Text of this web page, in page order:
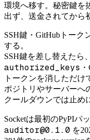
環境へ移す。秘密鍵を
出ず、送金されてから
SSH鍵・GitHubトーク
する。
SSH鍵を差し替えたら
authorized_keys
トークンを消しただけ
ポジトリやサーバーへ
クールダウンでは止め
Socketは最初のPyPIパ
auditor@0.1.0 を